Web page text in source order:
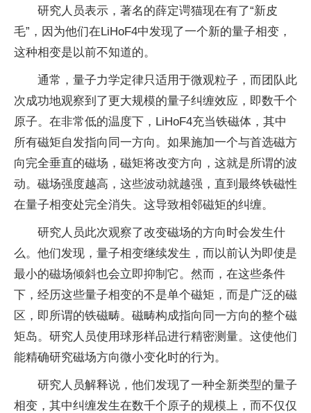
研究人员表示，著名的薛定谔猫现在有了“新皮
毛”，因为他们在LiHoF4中发现了一个新的量子相变，
这种相变是以前不知道的。
通常， 量子力学定律只适用于微观粒子，而团队此
次成功地观察到了更大规模的量子纠缠效应，即数千个
原子。在非常低的温度下，LiHoF4充当铁磁体，其中
所有磁矩自发指向同一方向。如果施加一个与首选磁方
向完全垂直的磁场，磁矩将改变方向，这就是所谓的波
动。磁场强度越高，这些波动就越强，直到最终铁磁性
在量子相变处完全消失。这导致相邻磁矩的纠缠。
研究人员此次观察了改变磁场的方向时会发生什
么。他们发现， 量子相变继续发生，而以前认为即使是
最小的磁场倾斜也会立即抑制它。然而，在这些条件
下，经历这些量子相变的不是单个磁矩，而是广泛的磁
区，即所谓的铁磁畴。磁畴构成指向同一方向的整个磁
矩岛。研究人员使用球形样品进行精密测量。这使他们
能精确研究磁场方向微小变化时的行为。
研究人员解释说，他们发现了一种全新类型的量子
相变，其中纠缠发生在数千个原子的规模上，而不仅仅